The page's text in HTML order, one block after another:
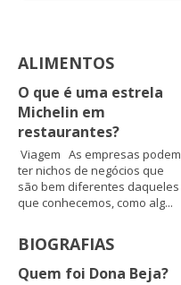
ALIMENTOS
O que é uma estrela
Michelin em
restaurantes?
Viagem As empresas podem
ter nichos de negócios que
são bem diferentes daqueles
que conhecemos, como alg...
BIOGRAFIAS
Quem foi Dona Beja?